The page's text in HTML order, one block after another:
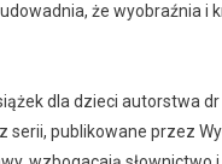
że wyobraźnia
dla dzieci autorstwa
serii, publikowane przez